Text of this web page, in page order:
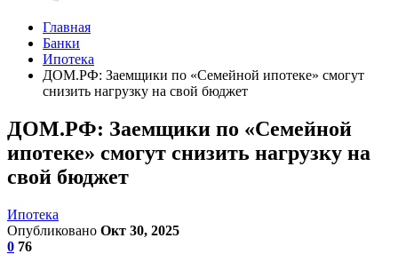
Главная
Банки
Ипотека
ДОМ.РФ: Заемщики по «Семейной ипотеке» смогут
снизить нагрузку на свой бюджет
ДОМ.РФ: Заемщики по «Семейной
ипотеке» смогут снизить нагрузку на
свой бюджет
Ипотека
Опубликовано Окт 30, 2025
0 76